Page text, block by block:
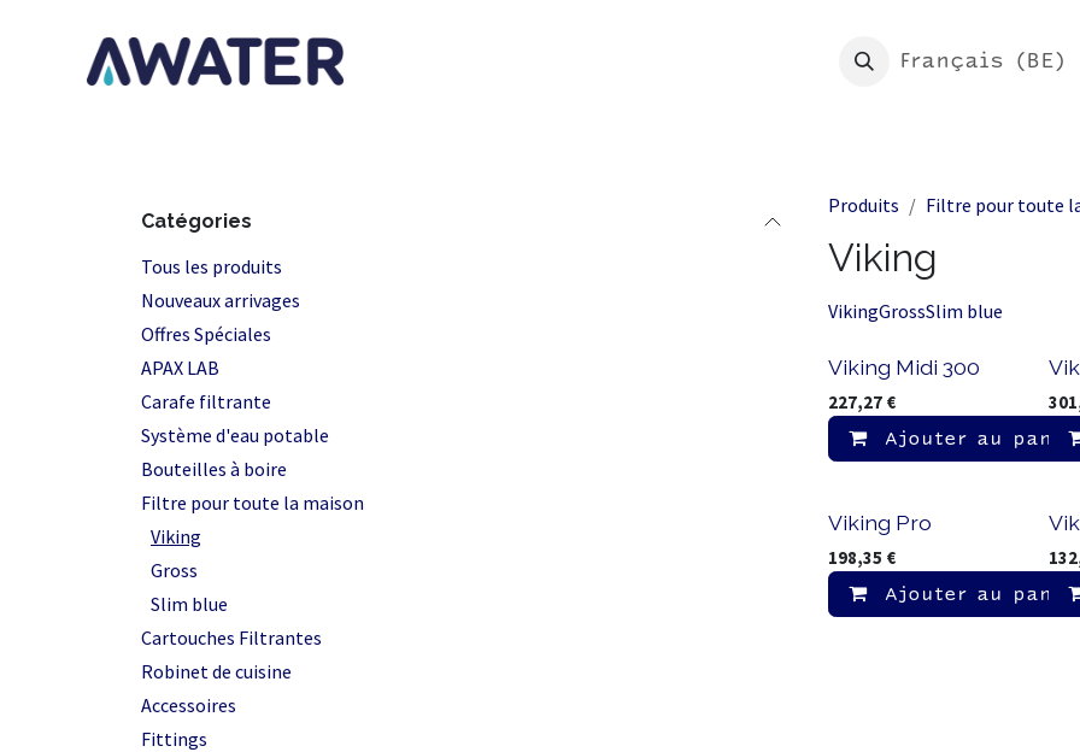
Mon Morion Français (BE)
Catégories
Tous les produits
Nouveaux arrivages
Offres Spéciales
APAX LAB
Carafe filtrante
Système d'eau potable
Bouteilles à boire
Filtre pour toute la maison
Viking
Gross
Slim blue
Cartouches Filtrantes
Robinet de cuisine
Accessoires
Fittings
Produits Filtre pour toute
Viking
VikingGrossSlim blue
Viking Midi 300
227,27 €
Ajouter au
Viking Pro
198,35 €
Ajouter au